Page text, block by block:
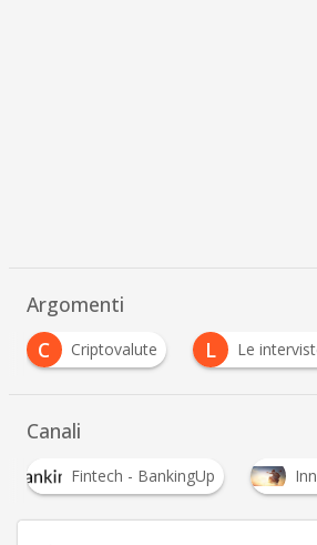
Argomenti
C
Criptovalute L Le
Canali
Fintech - BankingUp